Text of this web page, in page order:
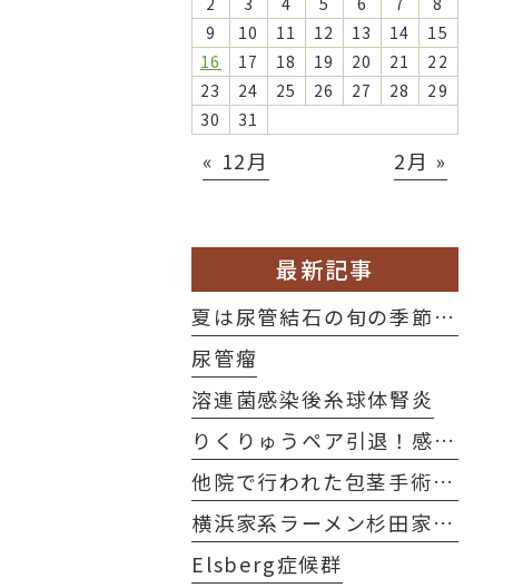
9
10 11 12 13 14
15
16
17 18 19 20 21
22
23
24 25 26 27 28
29
30
31
« 12月 2月 »
最新記事
夏は尿管結石の旬の季節です！
尿管瘤
溶連菌感染後糸球体腎炎
りくりゅうペア引退！感動をありがとう！！
他院で行われた包茎手術後の修正術を施行した2例
横浜家系ラーメン杉田家さんに行ってきました！
Elsberg症候群